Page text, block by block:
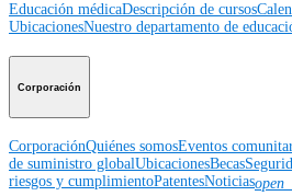
Educación médicaDescripción de cursos
UbicacionesNuestro departamento de
Corporación
CorporaciónQuiénes somosEventos
de suministro globalUbicacionesBecas
riesgos y cumplimientoPatentesNoticias